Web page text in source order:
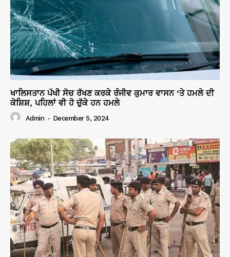
ਖਾਲਿਸਤਾਨ ਪੱਖੀ ਸੋਚ ਰੱਖਣ ਕਰਕੇ ਰੰਜੀਵ ਕੁਮਾਰ ਵਾਸਨ ‘ਤੇ ਹਮਲੇ ਦੀ
ਕੋਸ਼ਿਸ਼, ਪਹਿਲਾਂ ਵੀ ਹੋ ਚੁੱਕੇ ਹਨ ਹਮਲੇ
Admin - December 5, 2024